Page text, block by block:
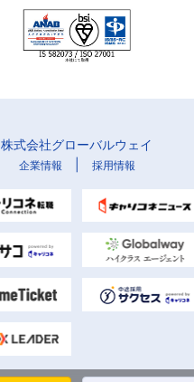
株式会社グローバルウェイ
企業情報 採用情報